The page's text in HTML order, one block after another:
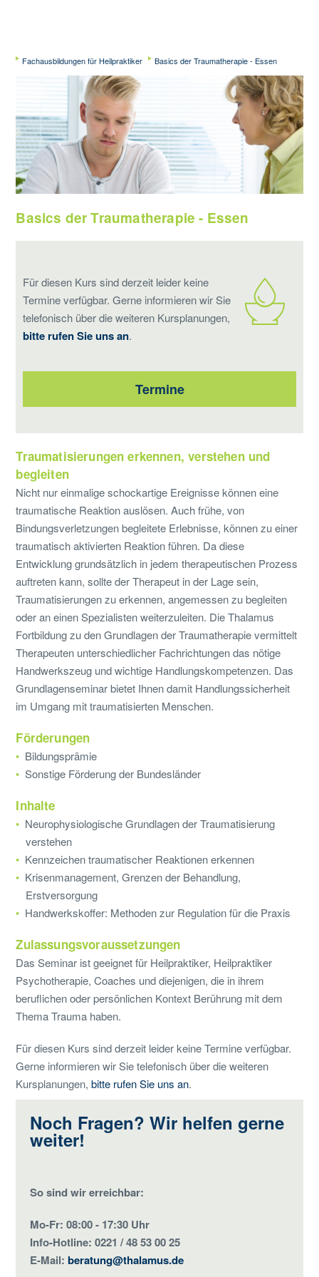
Fachausbildungen für Heilpraktiker Basics der Traumatherapie - Essen
Basics der Traumatherapie - Essen
Für diesen Kurs sind derzeit leider keine
Termine verfügbar. Gerne informieren wir Sie
telefonisch über die weiteren Kursplanungen,
bitte rufen Sie uns an.
Termine
Traumatisierungen erkennen, verstehen und
begleiten
Nicht nur einmalige schockartige Ereignisse können eine
traumatische Reaktion auslösen. Auch frühe, von
Bindungsverletzungen begleitete Erlebnisse, können zu einer
traumatisch aktivierten Reaktion führen. Da diese
Entwicklung grundsätzlich in jedem therapeutischen Prozess
auftreten kann, sollte der Therapeut in der Lage sein,
Traumatisierungen zu erkennen, angemessen zu begleiten
oder an einen Spezialisten weiterzuleiten. Die Thalamus
Fortbildung zu den Grundlagen der Traumatherapie vermittelt
Therapeuten unterschiedlicher Fachrichtungen das nötige
Handwerkszeug und wichtige Handlungskompetenzen. Das
Grundlagenseminar bietet Ihnen damit Handlungssicherheit
im Umgang mit traumatisierten Menschen.
Förderungen
Bildungsprämie
Sonstige Förderung der Bundesländer
Inhalte
Neurophysiologische Grundlagen der Traumatisierung
verstehen
Kennzeichen traumatischer Reaktionen erkennen
Krisenmanagement, Grenzen der Behandlung,
Erstversorgung
Handwerkskoffer: Methoden zur Regulation für die Praxis
Zulassungsvoraussetzungen
Das Seminar ist geeignet für Heilpraktiker, Heilpraktiker
Psychotherapie, Coaches und diejenigen, die in ihrem
beruflichen oder persönlichen Kontext Berührung mit dem
Thema Trauma haben.
Für diesen Kurs sind derzeit leider keine Termine verfügbar.
Gerne informieren wir Sie telefonisch über die weiteren
Kursplanungen,bitte rufen Sie uns an.
Noch Fragen? Wir helfen gerne
weiter!
So sind wir erreichbar:
Mo-Fr: 08:00 - 17:30 Uhr
Info-Hotline: 0221 / 48 53 00 25
E-Mail:beratung@thalamus.de